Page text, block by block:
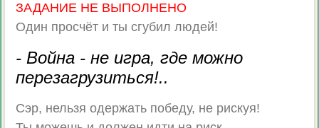
ЗАДАНИЕ НЕ ВЫПОЛНЕНО
Один просчёт и ты сгубил людей!
- Война - не игра, где можно
перезагрузиться!..
Сэр, нельзя одержать победу, не рискуя!